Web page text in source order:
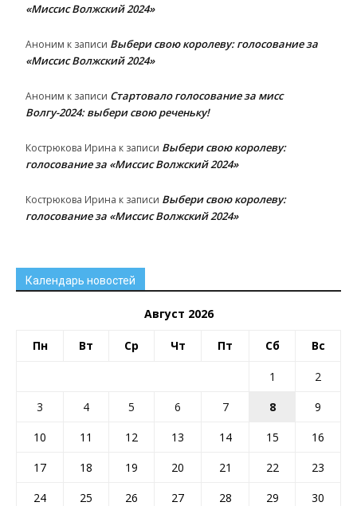
«Миссис Волжский 2024»
Аноним к записи Выбери свою королеву: голосование за
«Миссис Волжский 2024»
Аноним к записи Стартовало голосование за мисс
Волгу-2024: выбери свою реченьку!
Кострюкова Ирина к записи Выбери свою королеву:
голосование за «Миссис Волжский 2024»
Кострюкова Ирина к записи Выбери свою королеву:
голосование за «Миссис Волжский 2024»
Календарь новостей
Август 2026
Пн Вт Ср Чт Пт Сб Вс
1
2
3
4 5 6 7 8
9
10
11 12 13 14 15
16
17
18 19 20 21 22
23
24
25 26 27 28 29
30